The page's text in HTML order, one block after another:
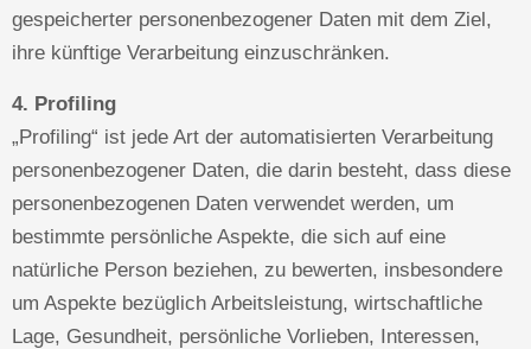
gespeicherter personenbezogener Daten mit dem Ziel,
ihre künftige Verarbeitung einzuschränken.
4. Profiling
„Profiling“ ist jede Art der automatisierten Verarbeitung
personenbezogener Daten, die darin besteht, dass diese
personenbezogenen Daten verwendet werden, um
bestimmte persönliche Aspekte, die sich auf eine
natürliche Person beziehen, zu bewerten, insbesondere
um Aspekte bezüglich Arbeitsleistung, wirtschaftliche
Lage, Gesundheit, persönliche Vorlieben, Interessen,